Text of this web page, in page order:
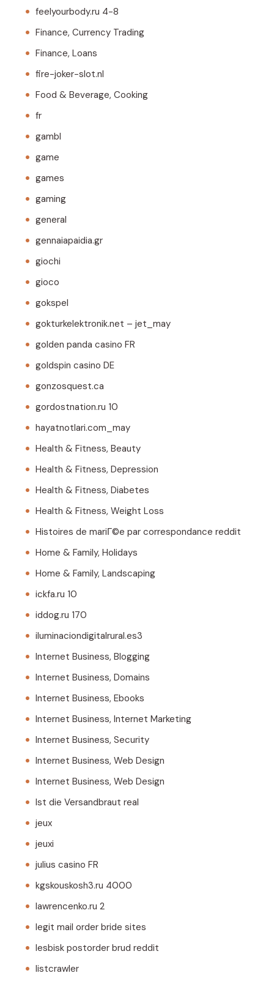
feelyourbody.ru 4-8
Finance, Currency Trading
Finance, Loans
fire-joker-slot.nl
Food & Beverage, Cooking
fr
gambl
game
games
gaming
general
gennaiapaidia.gr
giochi
gioco
gokspel
gokturkelektronik.net – jet_may
golden panda casino FR
goldspin casino DE
gonzosquest.ca
gordostnation.ru 10
hayatnotlari.com_may
Health & Fitness, Beauty
Health & Fitness, Depression
Health & Fitness, Diabetes
Health & Fitness, Weight Loss
Histoires de mariГ©e par correspondance reddit
Home & Family, Holidays
Home & Family, Landscaping
ickfa.ru 10
iddog.ru 170
iluminaciondigitalrural.es3
Internet Business, Blogging
Internet Business, Domains
Internet Business, Ebooks
Internet Business, Internet Marketing
Internet Business, Security
Internet Business, Web Design
Internet Business, Web Design
Ist die Versandbraut real
jeux
jeuxi
julius casino FR
kgskouskosh3.ru 4000
lawrencenko.ru 2
legit mail order bride sites
lesbisk postorder brud reddit
listcrawler